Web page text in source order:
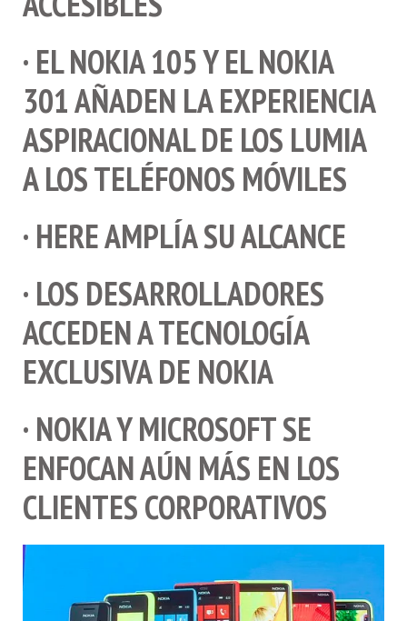
· EL NOKIA 105 Y EL NOKIA
301 AÑADEN LA EXPERIENCIA
ASPIRACIONAL DE LOS LUMIA
A LOS TELÉFONOS MÓVILES
· HERE AMPLÍA SU ALCANCE
· LOS DESARROLLADORES
ACCEDEN A TECNOLOGÍA
EXCLUSIVA DE NOKIA
· NOKIA Y MICROSOFT SE
ENFOCAN AÚN MÁS EN LOS
CLIENTES CORPORATIVOS